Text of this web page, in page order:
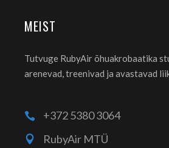
MEIST
Tutvuge RubyAir õhuakrobaatika
arenevad, treenivad ja avastavad
+372 5380 3064
RubyAir MTÜ